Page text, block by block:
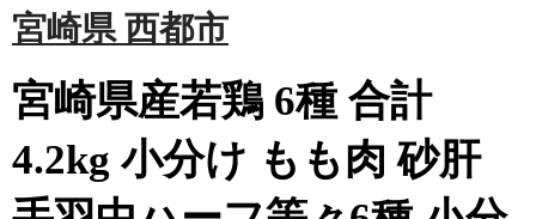
宮崎県 西都市
宮崎県産若鶏 6種 合計
4.2kg 小分け もも肉 砂肝